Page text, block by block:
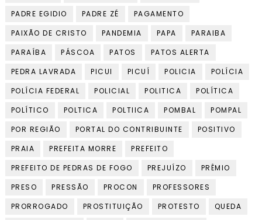
PADRE EGIDIO
PADRE ZÉ
PAGAMENTO
PAIXÃO DE CRISTO
PANDEMIA PAPA
PARAIBA
PARAÍBA
PÁSCOA PATOS
PATOS ALERTA
PEDRA LAVRADA
PICUI PICUÍ POLICIA
POLÍCIA
POLÍCIA FEDERAL
POLICIAL POLITICA
POLÍTICA
POLÍTICO
POLTICA POLTIICA POMBAL
POMPAL
POR REGIÃO
PORTAL DO CONTRIBUINTE
POSITIVO
PRAIA
PREFEITA MORRE
PREFEITO
PREFEITO DE PEDRAS DE FOGO
PREJUÍZO
PRÊMIO
PRESO
PRESSÃO PROCON
PROFESSORES
PRORROGADO
PROSTITUIÇÃO PROTESTO
QUEDA